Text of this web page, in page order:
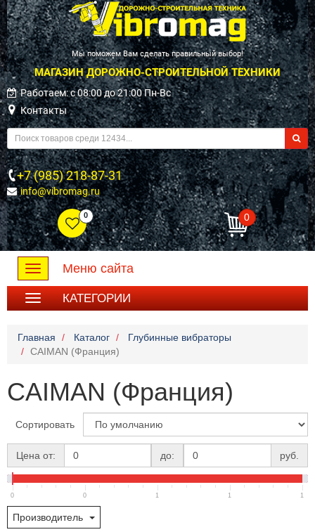
Мы поможем Вам сделать правильный выбор!
МАГАЗИН ДОРОЖНО-СТРОИТЕЛЬНОЙ ТЕХНИКИ
Работаем: c 08:00 до 21:00 Пн-Вс
Контакты
+7 (985) 218-87-31
info@vibromag.ru
0 0
Toggle
navigation
Меню сайта
КАТЕГОРИИ
Главная Каталог
Глубинные вибраторы
CAIMAN (Франция)
CAIMAN (Франция)
Сортировать
Цена от: до: руб.
0 0 1 1 1
Производитель